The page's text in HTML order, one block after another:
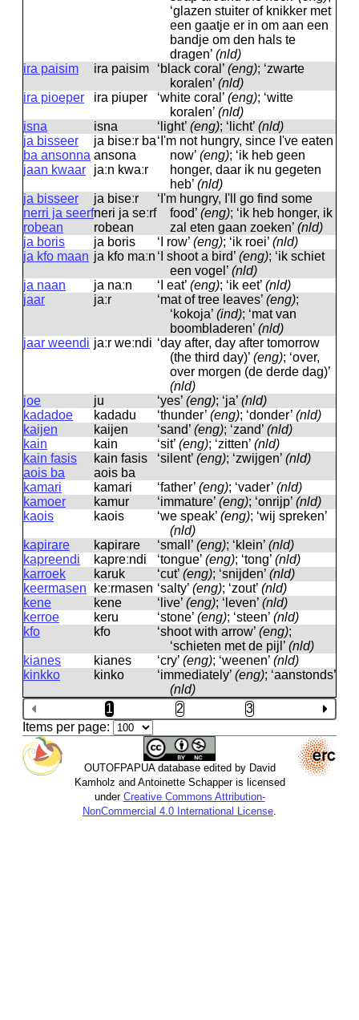
‘glazen stuiter of knikker met
een gaatje er in om aan een
bandje om den hals te
dragen’ (nld)
ira paisim
ira paisim ‘black coral’ (eng); ‘zwarte
koralen’ (nld)
ira pioeper
ira piuper ‘white coral’ (eng); ‘witte
koralen’ (nld)
isna
isna ‘light’ (eng); ‘licht’ (nld)
ja bisseer
ba ansonna
jaan kwaar
ja biseːr ba
ansona
jaːn kwaːr
‘I'm not hungry, since I've eaten
now’ (eng); ‘ik heb geen
honger, daar ik nu gegeten
heb’ (nld)
ja bisseer
nerri ja seerf
robean
ja biseːr
neri ja seːrf
robean
‘I'm hungry, I'll go find some
food’ (eng); ‘ik heb honger, ik
zal eten gaan zoeken’ (nld)
ja boris
ja boris ‘I row’ (eng); ‘ik roei’ (nld)
ja kfo maan ja kfo maːn ‘I shoot a bird’ (eng); ‘ik schiet
een vogel’ (nld)
ja naan
ja naːn ‘I eat’ (eng); ‘ik eet’ (nld)
jaar
jaːr ‘mat of tree leaves’ (eng);
‘kokoja’ (ind); ‘mat van
boombladeren’ (nld)
jaar weendi jaːr weːndi ‘day after, day after tomorrow
(the third day)’ (eng); ‘over,
over morgen (de derde dag)’
(nld)
joe
ju ‘yes’ (eng); ‘ja’ (nld)
kadadoe
kadadu ‘thunder’ (eng); ‘donder’ (nld)
kaijen
kaijen ‘sand’ (eng); ‘zand’ (nld)
kain
kain ‘sit’ (eng); ‘zitten’ (nld)
kain fasis
aois ba
kain fasis
aois ba
‘silent’ (eng); ‘zwijgen’ (nld)
kamari kamari ‘father’ (eng); ‘vader’ (nld)
kamoer
kamur ‘immature’ (eng); ‘onrijp’ (nld)
kaois
kaois ‘we speak’ (eng); ‘wij spreken’
(nld)
kapirare
kapirare ‘small’ (eng); ‘klein’ (nld)
kapreendi
kapreːndi ‘tongue’ (eng); ‘tong’ (nld)
karroek
karuk ‘cut’ (eng); ‘snijden’ (nld)
keermasen
keːrmasen ‘salty’ (eng); ‘zout’ (nld)
kene
kene ‘live’ (eng); ‘leven’ (nld)
kerroe
keru ‘stone’ (eng); ‘steen’ (nld)
kfo
kfo ‘shoot with arrow’ (eng);
‘schieten met de pijl’ (nld)
kianes
kianes ‘cry’ (eng); ‘weenen’ (nld)
kinkko
kinko ‘immediately’ (eng); ‘aanstonds’
(nld)
1
2
3
Items per page:
OUTOFPAPUA database edited by David
Kamholz and Antoinette Schapper is licensed
under Creative Commons Attribution-
NonCommercial 4.0 International License.